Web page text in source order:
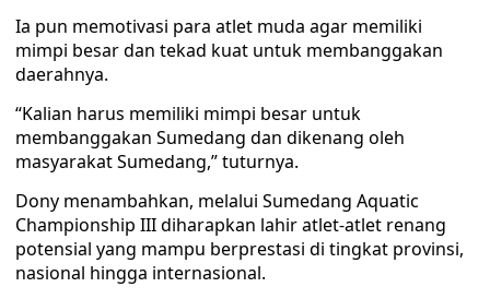
Ia pun memotivasi para atlet muda agar memiliki
mimpi besar dan tekad kuat untuk membanggakan
daerahnya.
“Kalian harus memiliki mimpi besar untuk
membanggakan Sumedang dan dikenang oleh
masyarakat Sumedang,” tuturnya.
Dony menambahkan, melalui Sumedang Aquatic
Championship III diharapkan lahir atlet-atlet renang
potensial yang mampu berprestasi di tingkat provinsi,
nasional hingga internasional.